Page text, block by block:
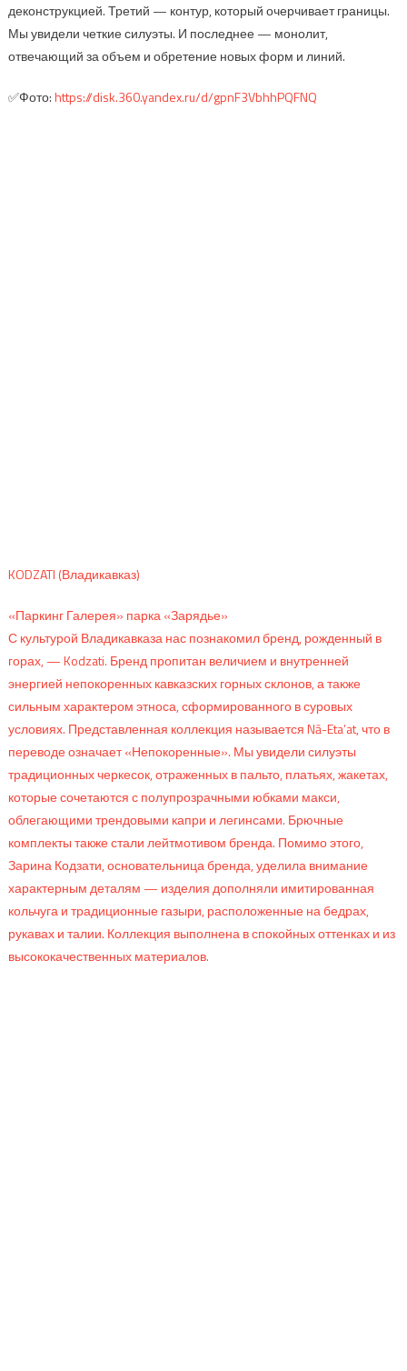
деконструкцией. Третий — контур, который очерчивает границы.
Мы увидели четкие силуэты. И последнее — монолит,
отвечающий за объем и обретение новых форм и линий.
✅Фото:https://disk.360.yandex.ru/d/gpnF3VbhhPQFNQ
KODZATI (Владикавказ)
«Паркинг Галерея» парка «Зарядье»
С культурой Владикавказа нас познакомил бренд, рожденный в
горах, — Kodzati. Бренд пропитан величием и внутренней
энергией непокоренных кавказских горных склонов, а также
сильным характером этноса, сформированного в суровых
условиях. Представленная коллекция называется Nā-Eta’at, что в
переводе означает «Непокоренные». Мы увидели силуэты
традиционных черкесок, отраженных в пальто, платьях, жакетах,
которые сочетаются с полупрозрачными юбками макси,
облегающими трендовыми капри и легинсами. Брючные
комплекты также стали лейтмотивом бренда. Помимо этого,
Зарина Кодзати, основательница бренда, уделила внимание
характерным деталям — изделия дополняли имитированная
кольчуга и традиционные газыри, расположенные на бедрах,
рукавах и талии. Коллекция выполнена в спокойных оттенках и из
высококачественных материалов.